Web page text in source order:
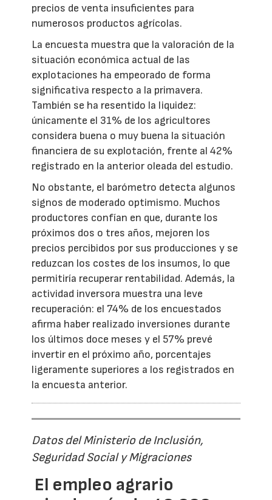
precios de venta insuficientes para
numerosos productos agrícolas.
La encuesta muestra que la valoración de la
situación económica actual de las
explotaciones ha empeorado de forma
significativa respecto a la primavera.
También se ha resentido la liquidez:
únicamente el 31% de los agricultores
considera buena o muy buena la situación
financiera de su explotación, frente al 42%
registrado en la anterior oleada del estudio.
No obstante, el barómetro detecta algunos
signos de moderado optimismo. Muchos
productores confían en que, durante los
próximos dos o tres años, mejoren los
precios percibidos por sus producciones y se
reduzcan los costes de los insumos, lo que
permitiría recuperar rentabilidad. Además, la
actividad inversora muestra una leve
recuperación: el 74% de los encuestados
afirma haber realizado inversiones durante
los últimos doce meses y el 57% prevé
invertir en el próximo año, porcentajes
ligeramente superiores a los registrados en
la encuesta anterior.
Datos del Ministerio de Inclusión,
Seguridad Social y Migraciones
El empleo agrario